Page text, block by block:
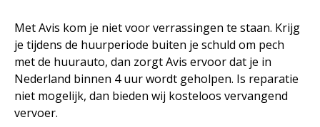
Met Avis kom je niet voor verrassingen te staan. Krijg
je tijdens de huurperiode buiten je schuld om pech
met de huurauto, dan zorgt Avis ervoor dat je in
Nederland binnen 4 uur wordt geholpen. Is reparatie
niet mogelijk, dan bieden wij kosteloos vervangend
vervoer.